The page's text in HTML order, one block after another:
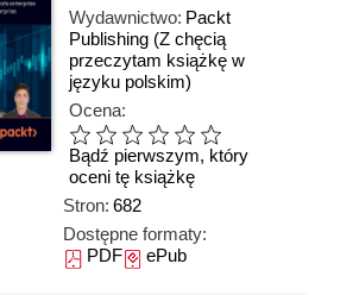
Wydawnictwo: Packt
Publishing (Z chęcią
przeczytam książkę w
języku polskim)
Ocena:
Bądź pierwszym, który
oceni tę książkę
Stron: 682
Dostępne formaty:
PDFePub